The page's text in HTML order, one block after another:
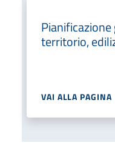
territorio,
VAI ALLA PAGINA